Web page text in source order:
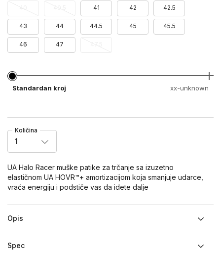
41 42 42.5
43 44 44.5 45 45.5
46 47
Standardan kroj xx-unknown
Količina
1
UA Halo Racer muške patike za trčanje sa izuzetno
elastičnom UA HOVR™+ amortizacijom koja smanjuje udarce,
vraća energiju i podstiče vas da idete dalje
Opis
Spec